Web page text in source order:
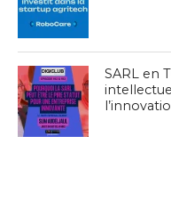
SARL en